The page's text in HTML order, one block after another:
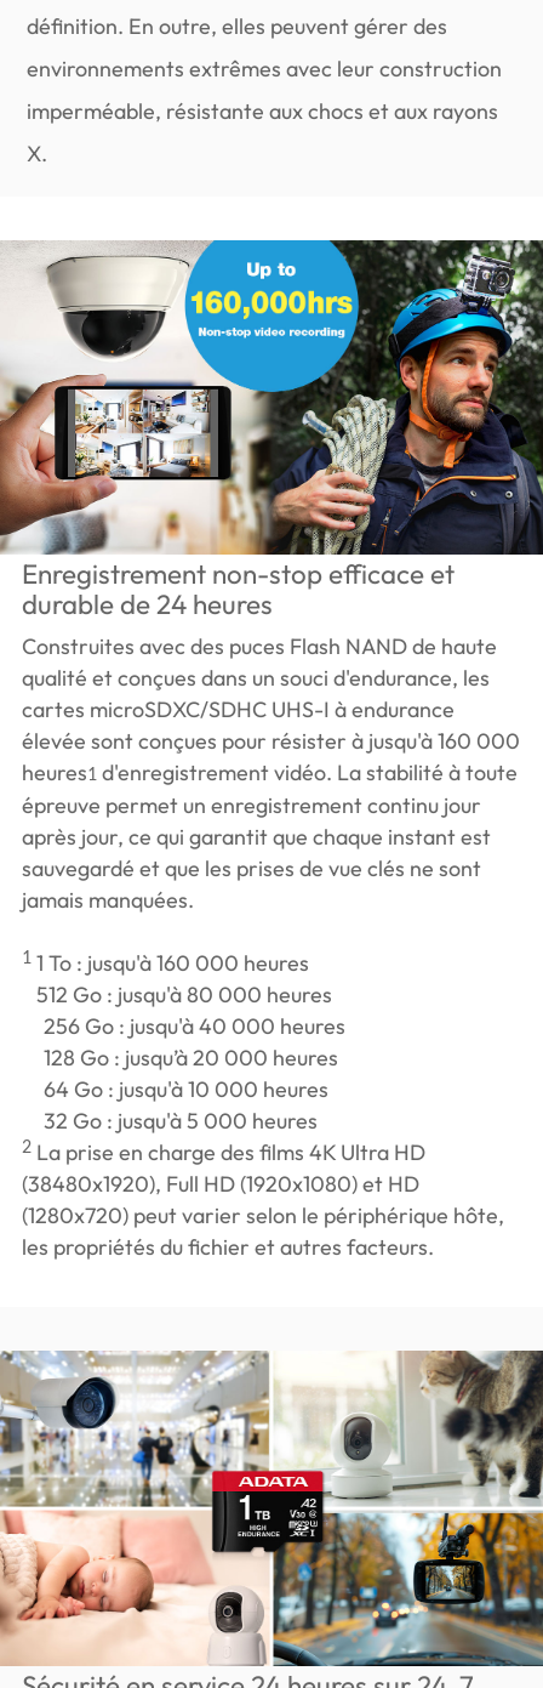
définition. En outre, elles peuvent gérer des
environnements extrêmes avec leur construction
imperméable, résistante aux chocs et aux rayons
X.
Enregistrement non-stop efficace et
durable de 24 heures
Construites avec des puces Flash NAND de haute
qualité et conçues dans un souci d'endurance, les
cartes microSDXC/SDHC UHS-I à endurance
élevée sont conçues pour résister à jusqu'à 160 000
heures1d'enregistrement vidéo. La stabilité à toute
épreuve permet un enregistrement continu jour
après jour, ce qui garantit que chaque instant est
sauvegardé et que les prises de vue clés ne sont
jamais manquées.
11 To : jusqu'à 160 000 heures
512 Go : jusqu'à 80 000 heures
256 Go : jusqu'à 40 000 heures
128 Go : jusqu’à 20 000 heures
64 Go : jusqu'à 10 000 heures
32 Go : jusqu'à 5 000 heures
2La prise en charge des films 4K Ultra HD
(38480x1920), Full HD (1920x1080) et HD
(1280x720) peut varier selon le périphérique hôte,
les propriétés du fichier et autres facteurs.